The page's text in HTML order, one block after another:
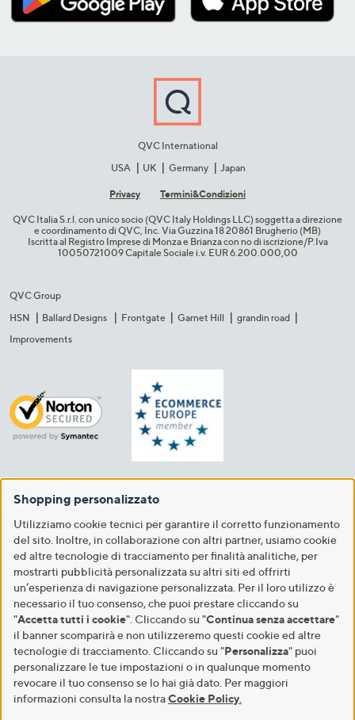
QVC International
USA
UK Germany Japan
Privacy Termini&C​ondizioni
QVC Italia S.r.l. con unico socio (QVC Italy Holdings LLC) soggetta a direzione
e coordinamento di QVC, Inc. Via Guzzina 18 20861 Brugherio (MB)​
Iscritta al Registro Imprese di Monza e Brianza con no di iscrizione/P.Iva
10050721009 Capitale Sociale i.v. EUR 6.200.000,00​
QVC Group
HSN
Ballard Designs Frontgate Garnet Hill
grandin road
Improvements
Shopping personalizzato
Utilizziamo cookie tecnici per garantire il corretto funzionamento
del sito. Inoltre, in collaborazione con altri partner, usiamo cookie
ed altre tecnologie di tracciamento per finalità analitiche, per
mostrarti pubblicità personalizzata su altri siti ed offrirti
un’esperienza di navigazione personalizzata. Per il loro utilizzo è
necessario il tuo consenso, che puoi prestare cliccando su
"Accetta tutti i cookie". Cliccando su "Continua senza accettare"
il banner scomparirà e non utilizzeremo questi cookie ed altre
tecnologie di tracciamento. Cliccando su "Personalizza" puoi
personalizzare le tue impostazioni o in qualunque momento
revocare il tuo consenso se lo hai già dato. Per maggiori
informazioni consulta la nostraCookie Policy